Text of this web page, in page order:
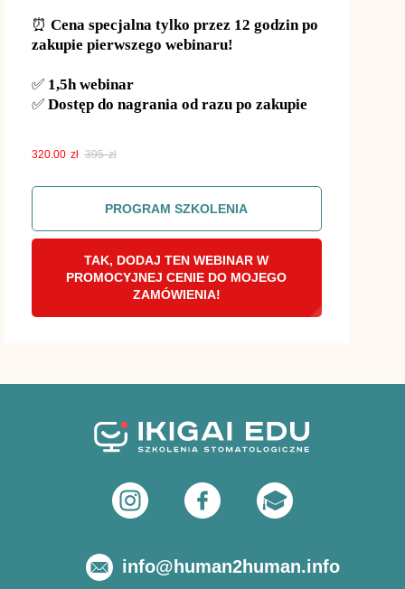
⏰ Cena specjalna tylko przez 12 godzin po
zakupie pierwszego webinaru!
✅ 1,5h webinar
✅ Dostęp do nagrania od razu po zakupie
320.00 zł 395 zł
PROGRAM SZKOLENIA
TAK, DODAJ TEN WEBINAR W
PROMOCYJNEJ CENIE DO MOJEGO
ZAMÓWIENIA!
info@human2human.info